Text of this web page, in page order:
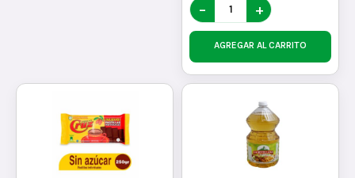
− +
AGREGAR AL CARRITO